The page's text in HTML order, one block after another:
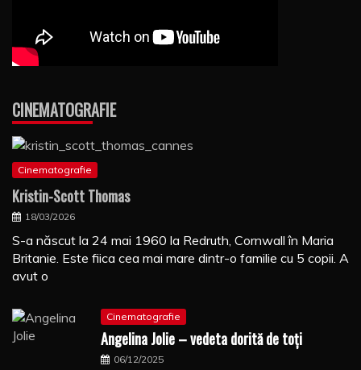
CINEMATOGRAFIE
Cinematografie
Kristin-Scott Thomas
18/03/2026
S-a născut la 24 mai 1960 la Redruth, Cornwall în Maria
Britanie. Este fiica cea mai mare dintr-o familie cu 5 copii. A
avut o
Cinematografie
Angelina Jolie – vedeta dorită de toți
06/12/2025